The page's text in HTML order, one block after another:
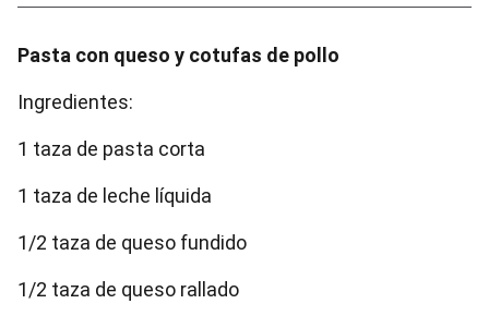
Pasta con queso y cotufas de pollo
Ingredientes:
1 taza de pasta corta
1 taza de leche líquida
1/2 taza de queso fundido
1/2 taza de queso rallado